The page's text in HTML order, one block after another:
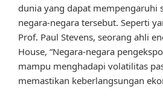
dunia yang dapat mempengaruhi
negara-negara tersebut. Seperti
Prof. Paul Stevens, seorang ahli
House, “Negara-negara
mampu menghadapi volatilitas
memastikan keberlangsungan